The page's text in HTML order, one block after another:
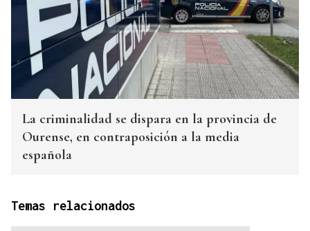
La criminalidad se dispara en la provincia de
Ourense, en contraposición a la media
española
Temas relacionados